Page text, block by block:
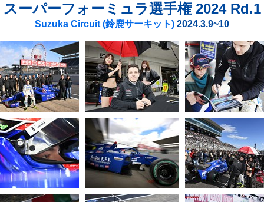
スーパーフォーミュラ選手権 2024 Rd.1
Suzuka Circuit (鈴鹿サーキット) 2024.3.9~10